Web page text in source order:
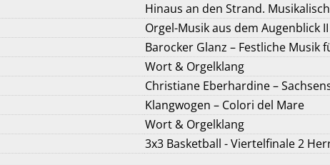
Hinaus an den Strand.
Orgel-Musik aus dem Augenblick II
Barocker Glanz – Festliche Musik
Wort & Orgelklang
Christiane Eberhardine –
Klangwogen – Colori del Mare
Wort & Orgelklang
3x3 Basketball - Viertelfinale 2